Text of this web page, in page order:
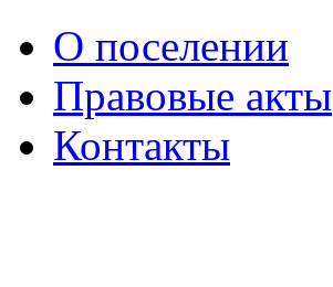
О поселении
Правовые акты
Контакты